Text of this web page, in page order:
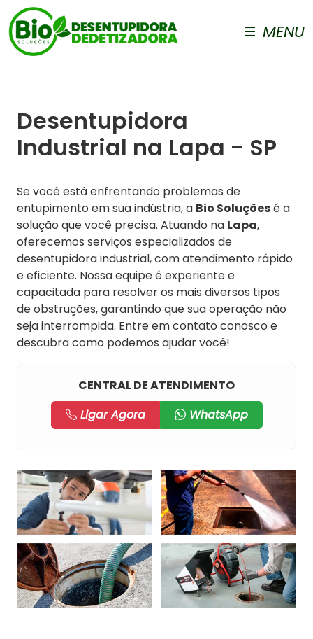
MENU
Desentupidora
Industrial na Lapa - SP
Se você está enfrentando problemas de
entupimento em sua indústria, a Bio Soluçõesé a
solução que você precisa. Atuando na Lapa,
oferecemos serviços especializados de
desentupidora industrial, com atendimento rápido
e eficiente. Nossa equipe é experiente e
capacitada para resolver os mais diversos tipos
de obstruções, garantindo que sua operação não
seja interrompida. Entre em contato conosco e
descubra como podemos ajudar você!
CENTRAL DE ATENDIMENTO
Ligar Agora
WhatsApp